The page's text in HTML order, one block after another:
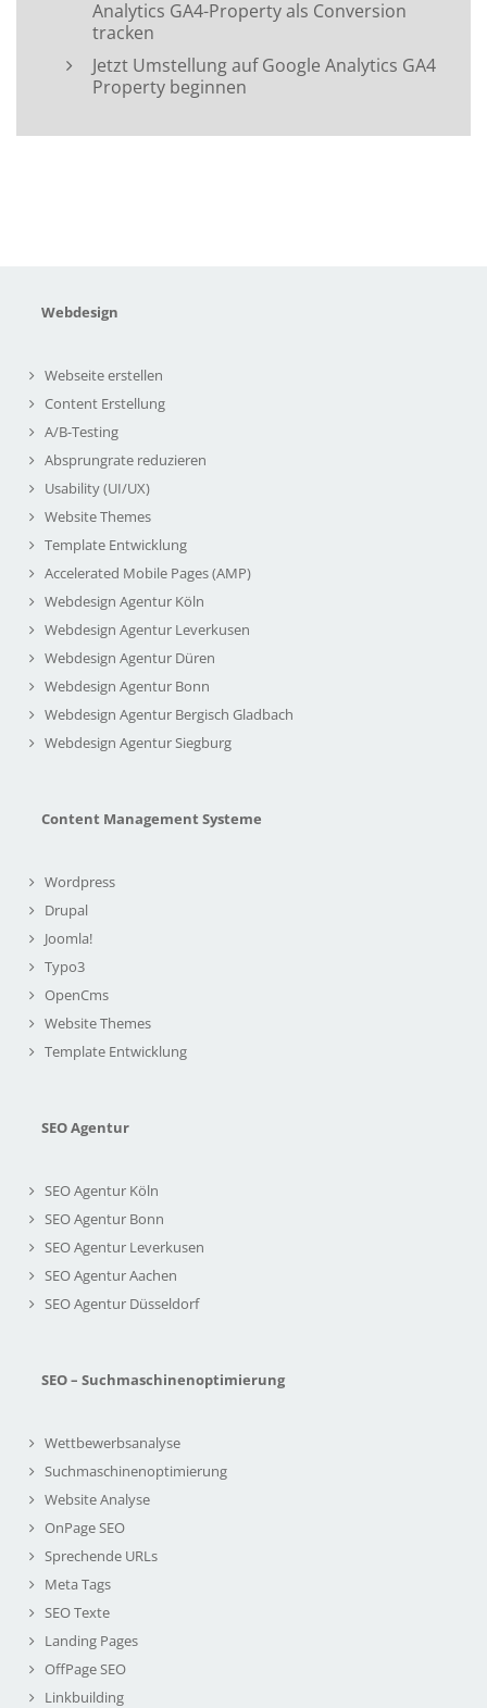
Analytics GA4-Property als Conversion
tracken
Jetzt Umstellung auf Google Analytics GA4
Property beginnen
Webdesign
Webseite erstellen
Content Erstellung
A/B-Testing
Absprungrate reduzieren
Usability (UI/UX)
Website Themes
Template Entwicklung
Accelerated Mobile Pages (AMP)
Webdesign Agentur Köln
Webdesign Agentur Leverkusen
Webdesign Agentur Düren
Webdesign Agentur Bonn
Webdesign Agentur Bergisch Gladbach
Webdesign Agentur Siegburg
Content Management Systeme
Wordpress
Drupal
Joomla!
Typo3
OpenCms
Website Themes
Template Entwicklung
SEO Agentur
SEO Agentur Köln
SEO Agentur Bonn
SEO Agentur Leverkusen
SEO Agentur Aachen
SEO Agentur Düsseldorf
SEO – Suchmaschinenoptimierung
Wettbewerbsanalyse
Suchmaschinenoptimierung
Website Analyse
OnPage SEO
Sprechende URLs
Meta Tags
SEO Texte
Landing Pages
OffPage SEO
Linkbuilding